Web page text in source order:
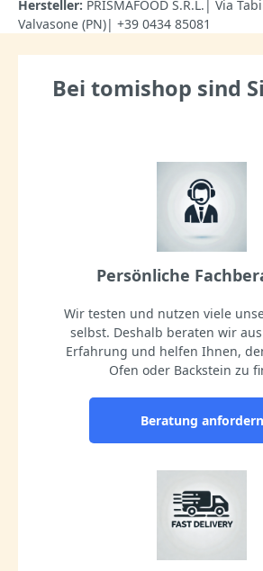
Hersteller: PRISMAFOOD S.R.L.| Via
Valvasone (PN)| +39 0434 85081
Bei tomishop sind
Persönliche
Wir testen und nutzen viele
selbst. Deshalb beraten wir
Erfahrung und helfen Ihnen,
Ofen oder Backstein zu
Beratung anfordern